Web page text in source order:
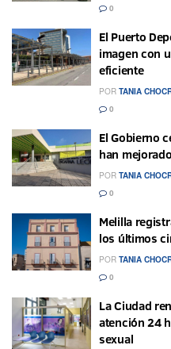
0
El Puerto
imagen con
eficiente
POR TANIA
0
El Gobierno
han
POR TANIA
0
Melilla
los últimos
POR TANIA
0
La Ciudad
atención 24
sexual